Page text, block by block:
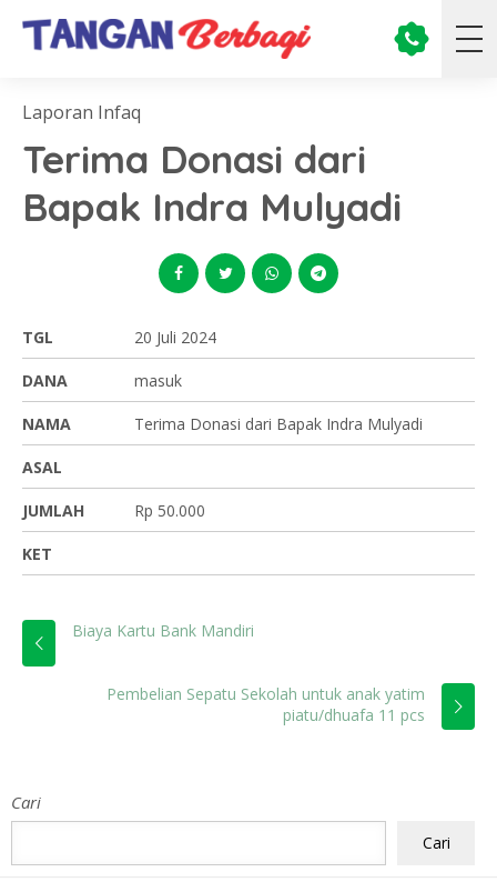
Laporan Infaq
Terima Donasi dari
Bapak Indra Mulyadi
TGL 20 Juli 2024
DANA masuk
NAMA Terima Donasi dari Bapak Indra Mulyadi
ASAL
JUMLAH Rp 50.000
KET
Biaya Kartu Bank Mandiri
Pembelian Sepatu Sekolah untuk anak yatim
piatu/dhuafa 11 pcs
Cari
Cari